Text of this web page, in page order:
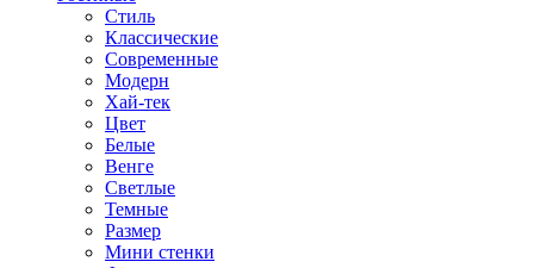
Стиль
Классические
Современные
Модерн
Хай-тек
Цвет
Белые
Венге
Светлые
Темные
Размер
Мини стенки